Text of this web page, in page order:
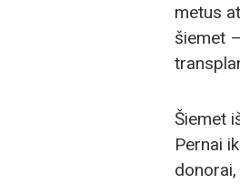
metus
šiemet
Šiemet
Pernai